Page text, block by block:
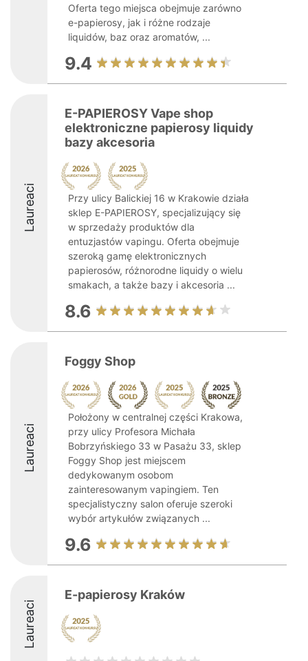
Oferta tego miejsca obejmuje zarówno
e-papierosy, jak i różne rodzaje
liquidów, baz oraz aromatów, ...
9.4
Laureaci
E-PAPIEROSY Vape shop
elektroniczne papierosy liquidy
bazy akcesoria
Przy ulicy Balickiej 16 w Krakowie działa
sklep E-PAPIEROSY, specjalizujący się
w sprzedaży produktów dla
entuzjastów vapingu. Oferta obejmuje
szeroką gamę elektronicznych
papierosów, różnorodne liquidy o wielu
smakach, a także bazy i akcesoria ...
8.6
Laureaci
Foggy Shop
Położony w centralnej części Krakowa,
przy ulicy Profesora Michała
Bobrzyńskiego 33 w Pasażu 33, sklep
Foggy Shop jest miejscem
dedykowanym osobom
zainteresowanym vapingiem. Ten
specjalistyczny salon oferuje szeroki
wybór artykułów związanych ...
9.6
Laureaci
E-papierosy Kraków